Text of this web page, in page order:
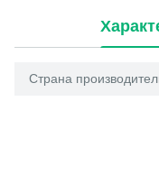
Страна